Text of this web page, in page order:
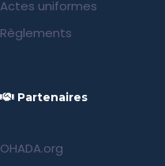
Actes uniformes
Règlements
Partenaires
OHADA.org